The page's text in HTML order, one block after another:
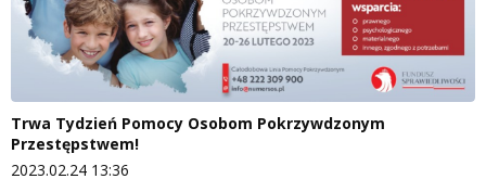
Trwa Tydzień Pomocy Osobom Pokrzywdzonym
Przestępstwem!
2023.02.24 13:36